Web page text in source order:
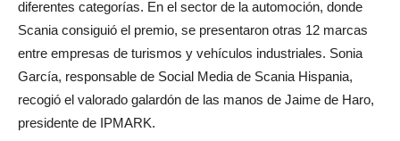
diferentes categorías. En el sector de la automoción, donde
Scania consiguió el premio, se presentaron otras 12 marcas
entre empresas de turismos y vehículos industriales. Sonia
García, responsable de Social Media de Scania Hispania,
recogió el valorado galardón de las manos de Jaime de Haro,
presidente de IPMARK.